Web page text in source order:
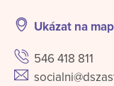
Ukázat na
546 418 811